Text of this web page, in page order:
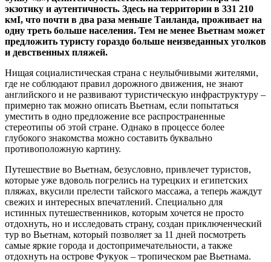
экзотику и аутентичность. Здесь на территории в 331 210
кмІ, что почти в два раза меньше Таиланда, проживает на
одну треть больше населения. Тем не менее Вьетнам может
предложить туристу гораздо больше неизведанных уголков
и девственных пляжей.
Нищая социалистическая страна с неулыбчивыми жителями,
где не соблюдают правил дорожного движения, не знают
английского и не развивают туристическую инфраструктуру –
примерно так можно описать Вьетнам, если попытаться
уместить в одно предложение все распространенные
стереотипы об этой стране. Однако в процессе более
глубокого знакомства можно составить буквально
противоположную картину.
Путешествие во Вьетнам, безусловно, привлечет туристов,
которые уже вдоволь погрелись на турецких и египетских
пляжах, вкусили прелести тайского массажа, а теперь жаждут
свежих и интересных впечатлений. Специально для
истинных путешественников, которым хочется не просто
отдохнуть, но и исследовать страну, создан приключенческий
тур во Вьетнам, который позволяет за 11 дней посмотреть
самые яркие города и достопримечательности, а также
отдохнуть на острове Фукуок – тропическом рае Вьетнама.